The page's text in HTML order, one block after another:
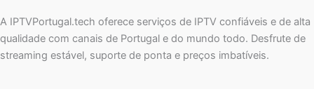
A IPTVPortugal.tech oferece serviços de IPTV confiáveis e de alta
qualidade com canais de Portugal e do mundo todo. Desfrute de
streaming estável, suporte de ponta e preços imbatíveis.